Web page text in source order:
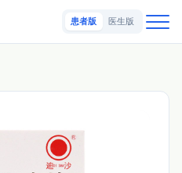
患者版 医生版